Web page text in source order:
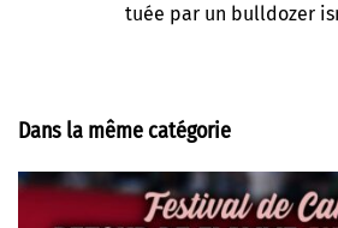
tuée par un bulldozer
Dans la même catégorie